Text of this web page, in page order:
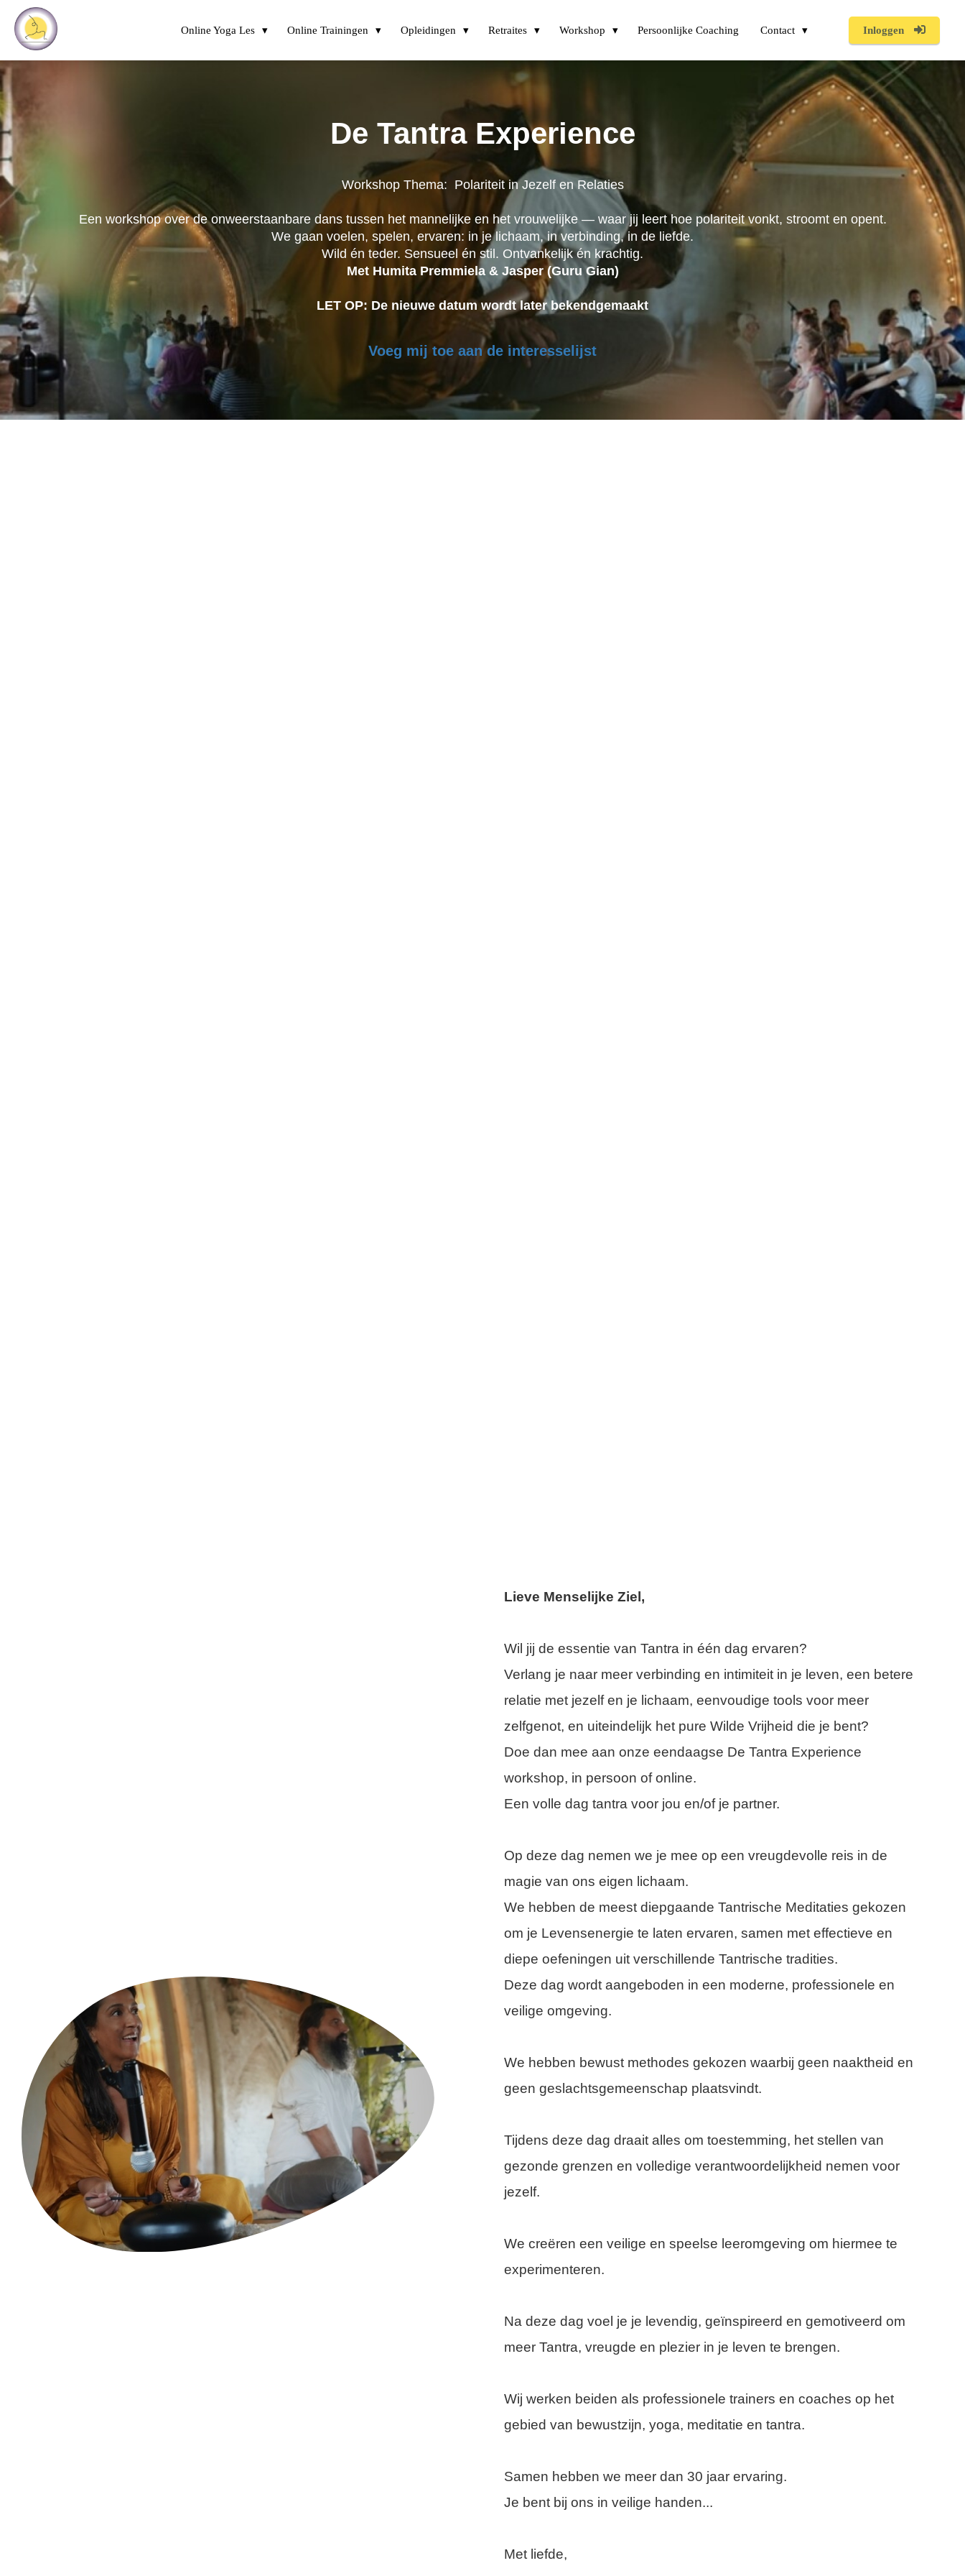
Online Yoga Les Online Trainingen Opleidingen Retraites Workshop Persoonlijke Coaching Contact Inloggen
De Tantra Experience
Workshop Thema: Polariteit in Jezelf en Relaties
Een workshop over de onweerstaanbare dans tussen het mannelijke en het vrouwelijke — waar jij leert hoe polariteit vonkt, stroomt en opent.
We gaan voelen, spelen, ervaren: in je lichaam, in verbinding, in de liefde.
Wild én teder. Sensueel én stil. Ontvankelijk én krachtig.
Met Humita Premmiela & Jasper (Guru Gian)
LET OP: De nieuwe datum wordt later bekendgemaakt
Voeg mij toe aan de interesselijst
Lieve Menselijke Ziel,
Wil jij de essentie van Tantra in één dag ervaren?
Verlang je naar meer verbinding en intimiteit in je leven, een betere
relatie met jezelf en je lichaam, eenvoudige tools voor meer
zelfgenot, en uiteindelijk het pure Wilde Vrijheid die je bent?
Doe dan mee aan onze eendaagse De Tantra Experience
workshop, in persoon of online.
Een volle dag tantra voor jou en/of je partner.
Op deze dag nemen we je mee op een vreugdevolle reis in de
magie van ons eigen lichaam.
We hebben de meest diepgaande Tantrische Meditaties gekozen
om je Levensenergie te laten ervaren, samen met effectieve en
diepe oefeningen uit verschillende Tantrische tradities.
Deze dag wordt aangeboden in een moderne, professionele en
veilige omgeving.
We hebben bewust methodes gekozen waarbij geen naaktheid en
geen geslachtsgemeenschap plaatsvindt.
Tijdens deze dag draait alles om toestemming, het stellen van
gezonde grenzen en volledige verantwoordelijkheid nemen voor
jezelf.
We creëren een veilige en speelse leeromgeving om hiermee te
experimenteren.
Na deze dag voel je je levendig, geïnspireerd en gemotiveerd om
meer Tantra, vreugde en plezier in je leven te brengen.
Wij werken beiden als professionele trainers en coaches op het
gebied van bewustzijn, yoga, meditatie en tantra.
Samen hebben we meer dan 30 jaar ervaring.
Je bent bij ons in veilige handen...
Met liefde,